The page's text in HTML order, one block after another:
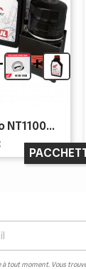
+
à tout moment. Vous